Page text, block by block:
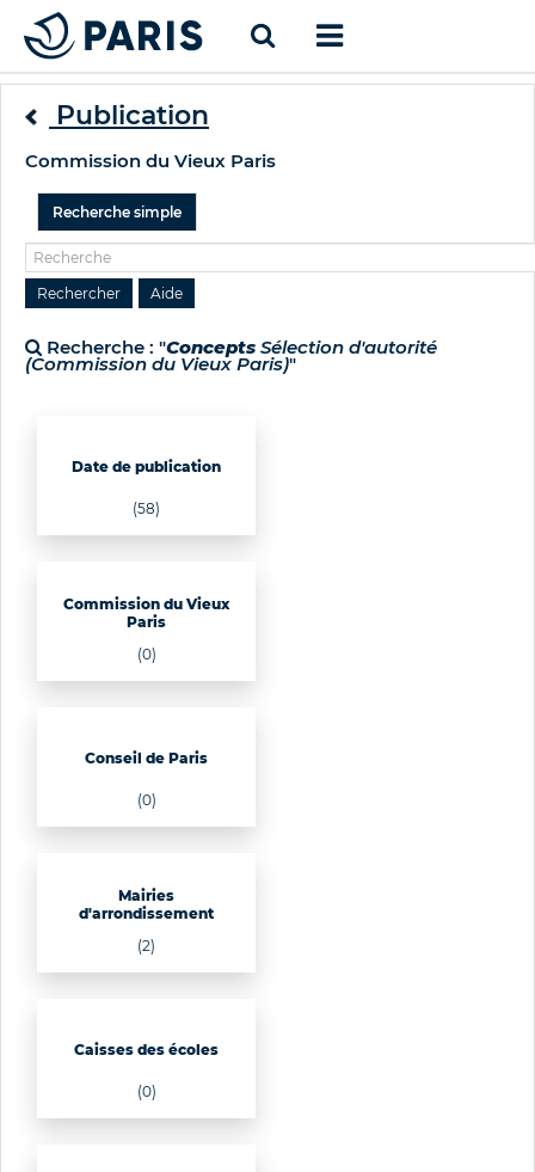
Publication
Commission du Vieux Paris
Recherche simple
Recherche : "Concepts Sélection d'autorité
(Commission du Vieux Paris)"
Date de publication
(58)
Commission du Vieux
Paris
(0)
Conseil de Paris
(0)
Mairies
d'arrondissement
(2)
Caisses des écoles
(0)